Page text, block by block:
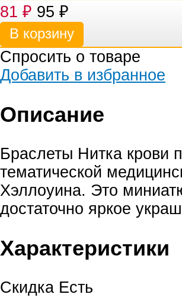
81 ₽ 95 ₽
Спросить о товаре
Добавить в избранное
Описание
Браслеты Нитка крови
тематической
Хэллоуина. Это
достаточно яркое
Характеристики
Скидка Есть